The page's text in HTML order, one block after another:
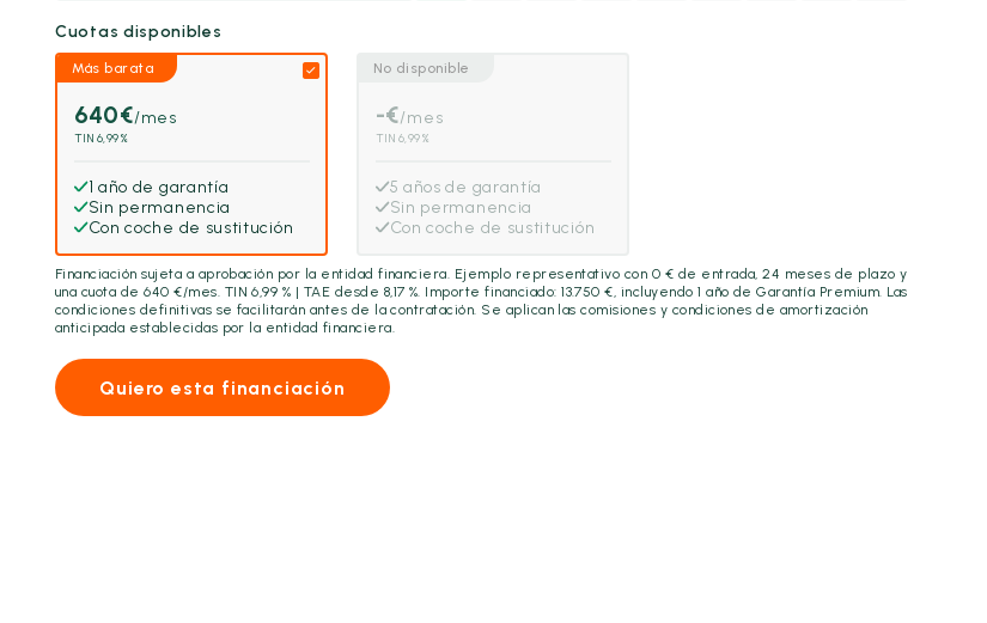
Cuotas disponibles
Más barata
640€/mes
TIN 6,99%
1 año de garantía
Sin permanencia
Con coche de sustitución
No disponible
-€/mes
TIN 6,99%
5 años de garantía
Sin permanencia
Con coche de sustitución
Financiación sujeta a aprobación por la entidad financiera. Ejemplo representativo con 0 € de entrada,24 meses de plazo y
una cuota de640 €/mes. TIN 6,99 % | TAE desde 8,17 %. Importe financiado:13.750 €, incluyendo1 año de Garantía Premium. Las
condiciones definitivas se facilitarán antes de la contratación. Se aplican las comisiones y condiciones de amortización
anticipada establecidas por la entidad financiera.
Quiero esta financiación